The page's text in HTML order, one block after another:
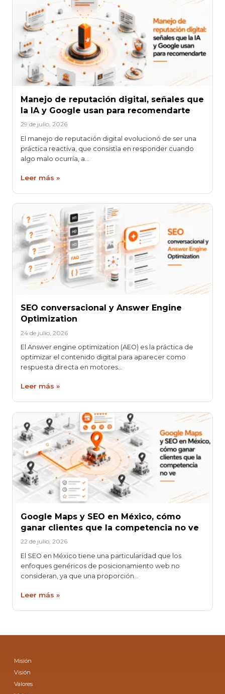
Manejo de reputación digital, señales que
la IA y Google usan para recomendarte
29 de julio, 2026
El manejo de reputación digital evolucionó de ser una
práctica reactiva, que consistía en responder cuando
algo malo ocurría, a…
Leer más »
SEO conversacional y Answer Engine
Optimization
24 de julio, 2026
El Answer engine optimization (AEO) es la práctica de
optimizar el contenido digital para aparecer como
respuesta directa en motores…
Leer más »
Google Maps y SEO en México, cómo
ganar clientes que la competencia no ve
22 de julio, 2026
El SEO en México tiene una particularidad que los
enfoques genéricos de posicionamiento web no
consideran, ya que una proporción…
Leer más »
Misión
Visión
Valores